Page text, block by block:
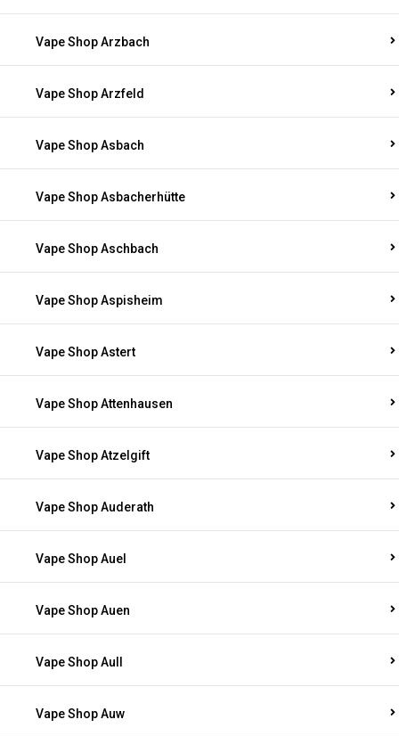
Vape Shop Arzbach
Vape Shop Arzfeld
Vape Shop Asbach
Vape Shop Asbacherhütte
Vape Shop Aschbach
Vape Shop Aspisheim
Vape Shop Astert
Vape Shop Attenhausen
Vape Shop Atzelgift
Vape Shop Auderath
Vape Shop Auel
Vape Shop Auen
Vape Shop Aull
Vape Shop Auw